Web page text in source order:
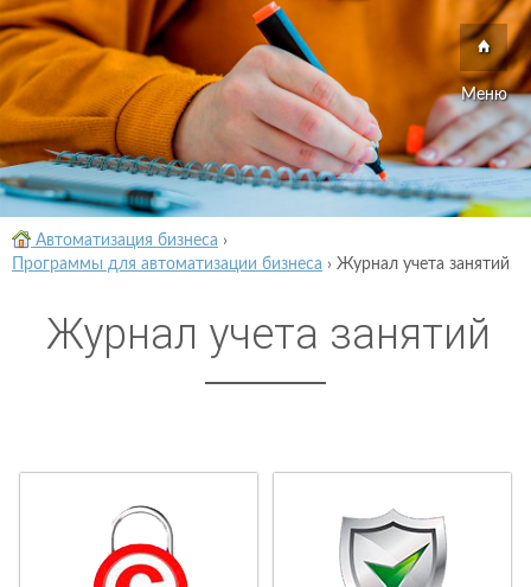
Меню
Автоматизация бизнеса ›
Программы для автоматизации бизнеса › Журнал учета занятий
Журнал учета занятий